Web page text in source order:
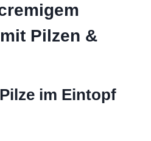
Pilzen &
im Eintopf